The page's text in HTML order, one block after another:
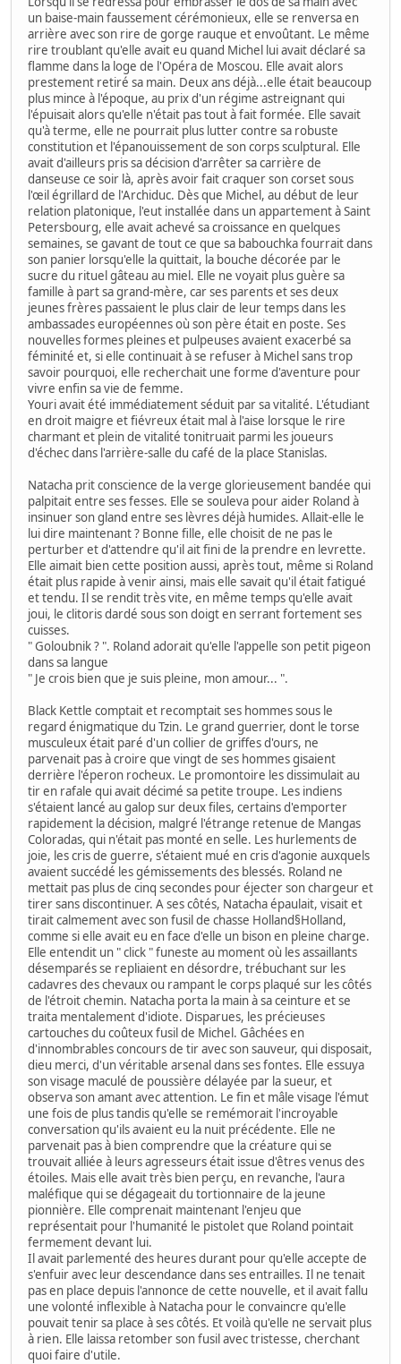
un baise-main faussement cérémonieux, elle se renversa en
arrière avec son rire de gorge rauque et envoûtant. Le même
rire troublant qu'elle avait eu quand Michel lui avait déclaré sa
flamme dans la loge de l'Opéra de Moscou. Elle avait alors
prestement retiré sa main. Deux ans déjà...elle était beaucoup
plus mince à l'époque, au prix d'un régime astreignant qui
l'épuisait alors qu'elle n'était pas tout à fait formée. Elle savait
qu'à terme, elle ne pourrait plus lutter contre sa robuste
constitution et l'épanouissement de son corps sculptural. Elle
avait d'ailleurs pris sa décision d'arrêter sa carrière de
danseuse ce soir là, après avoir fait craquer son corset sous
l'œil égrillard de l'Archiduc. Dès que Michel, au début de leur
relation platonique, l'eut installée dans un appartement à Saint
Petersbourg, elle avait achevé sa croissance en quelques
semaines, se gavant de tout ce que sa babouchka fourrait dans
son panier lorsqu'elle la quittait, la bouche décorée par le
sucre du rituel gâteau au miel. Elle ne voyait plus guère sa
famille à part sa grand-mère, car ses parents et ses deux
jeunes frères passaient le plus clair de leur temps dans les
ambassades européennes où son père était en poste. Ses
nouvelles formes pleines et pulpeuses avaient exacerbé sa
féminité et, si elle continuait à se refuser à Michel sans trop
savoir pourquoi, elle recherchait une forme d'aventure pour
vivre enfin sa vie de femme.
Youri avait été immédiatement séduit par sa vitalité. L'étudiant
en droit maigre et fiévreux était mal à l'aise lorsque le rire
charmant et plein de vitalité tonitruait parmi les joueurs
d'échec dans l'arrière-salle du café de la place Stanislas.
Natacha prit conscience de la verge glorieusement bandée qui
palpitait entre ses fesses. Elle se souleva pour aider Roland à
insinuer son gland entre ses lèvres déjà humides. Allait-elle le
lui dire maintenant ? Bonne fille, elle choisit de ne pas le
perturber et d'attendre qu'il ait fini de la prendre en levrette.
Elle aimait bien cette position aussi, après tout, même si Roland
était plus rapide à venir ainsi, mais elle savait qu'il était fatigué
et tendu. Il se rendit très vite, en même temps qu'elle avait
joui, le clitoris dardé sous son doigt en serrant fortement ses
cuisses.
" Goloubnik ? ". Roland adorait qu'elle l'appelle son petit pigeon
dans sa langue
" Je crois bien que je suis pleine, mon amour... ".
Black Kettle comptait et recomptait ses hommes sous le
regard énigmatique du Tzin. Le grand guerrier, dont le torse
musculeux était paré d'un collier de griffes d'ours, ne
parvenait pas à croire que vingt de ses hommes gisaient
derrière l'éperon rocheux. Le promontoire les dissimulait au
tir en rafale qui avait décimé sa petite troupe. Les indiens
s'étaient lancé au galop sur deux files, certains d'emporter
rapidement la décision, malgré l'étrange retenue de Mangas
Coloradas, qui n'était pas monté en selle. Les hurlements de
joie, les cris de guerre, s'étaient mué en cris d'agonie auxquels
avaient succédé les gémissements des blessés. Roland ne
mettait pas plus de cinq secondes pour éjecter son chargeur et
tirer sans discontinuer. A ses côtés, Natacha épaulait, visait et
tirait calmement avec son fusil de chasse Holland§Holland,
comme si elle avait eu en face d'elle un bison en pleine charge.
Elle entendit un " click " funeste au moment où les assaillants
désemparés se repliaient en désordre, trébuchant sur les
cadavres des chevaux ou rampant le corps plaqué sur les côtés
de l'étroit chemin. Natacha porta la main à sa ceinture et se
traita mentalement d'idiote. Disparues, les précieuses
cartouches du coûteux fusil de Michel. Gâchées en
d'innombrables concours de tir avec son sauveur, qui disposait,
dieu merci, d'un véritable arsenal dans ses fontes. Elle essuya
son visage maculé de poussière délayée par la sueur, et
observa son amant avec attention. Le fin et mâle visage l'émut
une fois de plus tandis qu'elle se remémorait l'incroyable
conversation qu'ils avaient eu la nuit précédente. Elle ne
parvenait pas à bien comprendre que la créature qui se
trouvait alliée à leurs agresseurs était issue d'êtres venus des
étoiles. Mais elle avait très bien perçu, en revanche, l'aura
maléfique qui se dégageait du tortionnaire de la jeune
pionnière. Elle comprenait maintenant l'enjeu que
représentait pour l'humanité le pistolet que Roland pointait
fermement devant lui.
Il avait parlementé des heures durant pour qu'elle accepte de
s'enfuir avec leur descendance dans ses entrailles. Il ne tenait
pas en place depuis l'annonce de cette nouvelle, et il avait fallu
une volonté inflexible à Natacha pour le convaincre qu'elle
pouvait tenir sa place à ses côtés. Et voilà qu'elle ne servait plus
à rien. Elle laissa retomber son fusil avec tristesse, cherchant
quoi faire d'utile.